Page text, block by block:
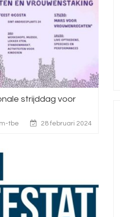
strijddag voor
tbe 28 februari 2024